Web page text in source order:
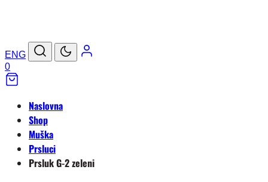
ENG
0
Naslovna
Shop
Muška
Prsluci
Prsluk G-2 zeleni